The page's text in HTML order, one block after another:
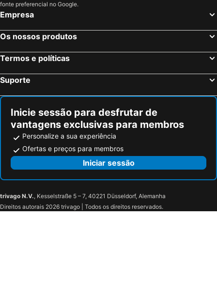
fonte preferencial no Google.
Empresa
Os nossos produtos
Termos e políticas
Suporte
Inicie sessão para desfrutar de
vantagens exclusivas para membros
Personalize a sua experiência
Ofertas e preços para membros
Iniciar sessão
trivago N.V., Kesselstraße 5 – 7, 40221 Düsseldorf, Alemanha
Direitos autorais 2026 trivago | Todos os direitos reservados.